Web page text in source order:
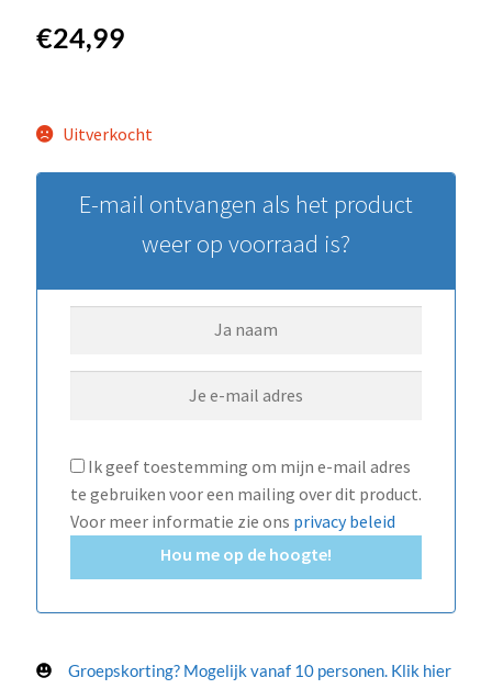
€24,99
Uitverkocht
E-mail ontvangen als het product
weer op voorraad is?
Ik geef toestemming om mijn e-mail adres
te gebruiken voor een mailing over dit product.
Voor meer informatie zie ons privacy beleid
Hou me op de hoogte!
Groepskorting? Mogelijk vanaf 10 personen. Klik hier